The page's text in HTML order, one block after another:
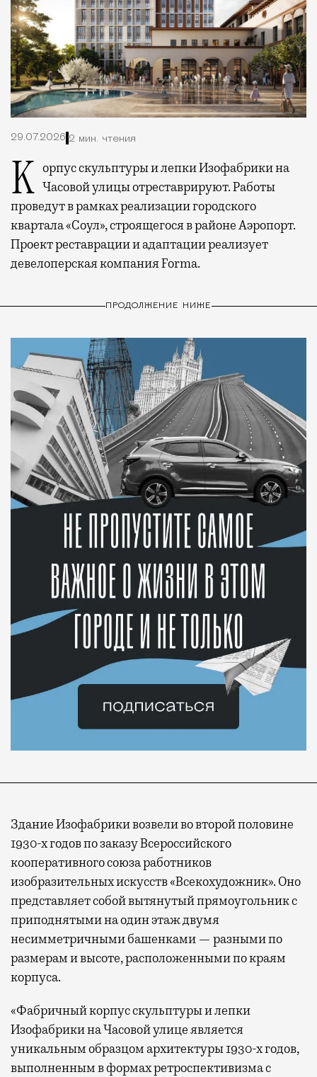
29.07.2026 2 мин. чтения
Корпус скульптуры и лепки Изофабрики на Часовой улицы отреставрируют. Работы
проведут в рамках реализации городского
квартала «Соул», строящегося в районе Аэропорт.
Проект реставрации и адаптации реализует
девелоперская компания Forma.
ПРОДОЛЖЕНИЕ НИЖЕ
Здание Изофабрики возвели во второй половине
1930-х годов по заказу Всероссийского
кооперативного союза работников
изобразительных искусств «Всекохудожник». Оно
представляет собой вытянутый прямоугольник с
приподнятыми на один этаж двумя
несимметричными башенками — разными по
размерам и высоте, расположенными по краям
корпуса.
«Фабричный корпус скульптуры и лепки
Изофабрики на Часовой улице является
уникальным образцом архитектуры 1930-х годов,
выполненным в формах ретроспективизма с